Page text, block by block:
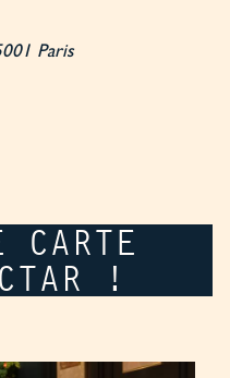
Paris
CARTE
!